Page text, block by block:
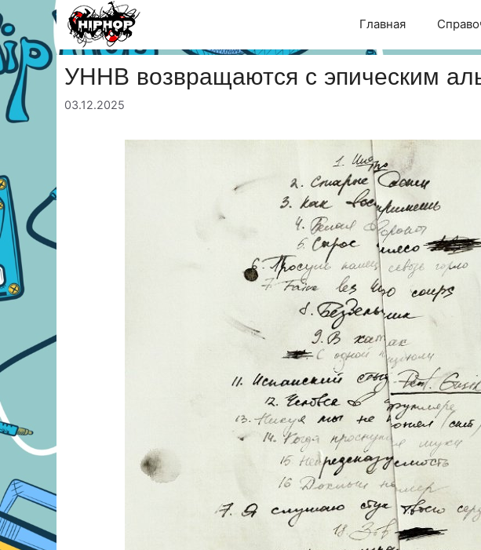
Перейти
к
содержимому
Главная
УННВ возвращаются с эпическим
03.12.2025